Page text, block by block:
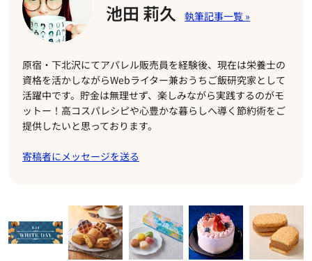
池田 莉久
原宿・下北沢にてアパレル販売員を経験後、現在は栄養士の
資格を活かしながらWebライター兼おうちご飯研究家として
活躍中です。貯金は無理せず、楽しみながら実践するのがモ
ットー！高コスパレシピや心豊かな暮らしへ導く節約術をご
提供したいと思っております。
寄稿者にメッセージを送る